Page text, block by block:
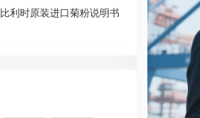
比利时原装进口菊粉说明书